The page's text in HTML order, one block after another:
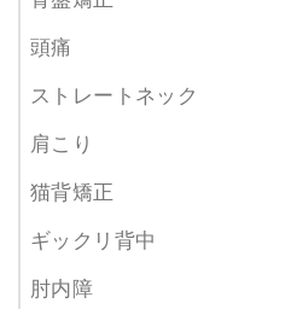
頭痛
ストレートネック
肩こり
猫背矯正
ギックリ背中
肘内障